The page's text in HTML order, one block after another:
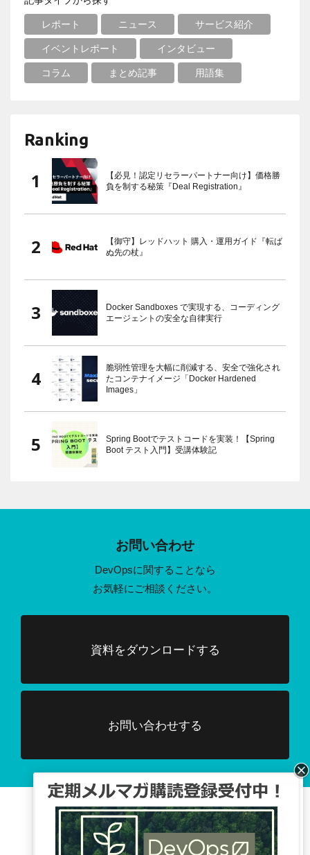
レポート ニュース サービス紹介
イベントレポート インタビュー
コラム まとめ記事 用語集
Ranking
【必見！認定リセラーパートナー向け】価格勝
負を制する秘策『Deal Registration』
【御守】レッドハット 購入・運用ガイド『転ば
ぬ先の杖』
Docker Sandboxes で実現する、コーディング
エージェントの安全な自律実行
脆弱性管理を大幅に削減する、安全で強化され
たコンテナイメージ「Docker Hardened
Images」
Spring Bootでテストコードを実装！【Spring
Boot テスト入門】受講体験記
お問い合わせ
DevOpsに関することなら
お気軽にご相談ください。
資料をダウンロードする
お問い合わせする
Facebook、TwitterでDevOpsに関する
情報配信を行っています。